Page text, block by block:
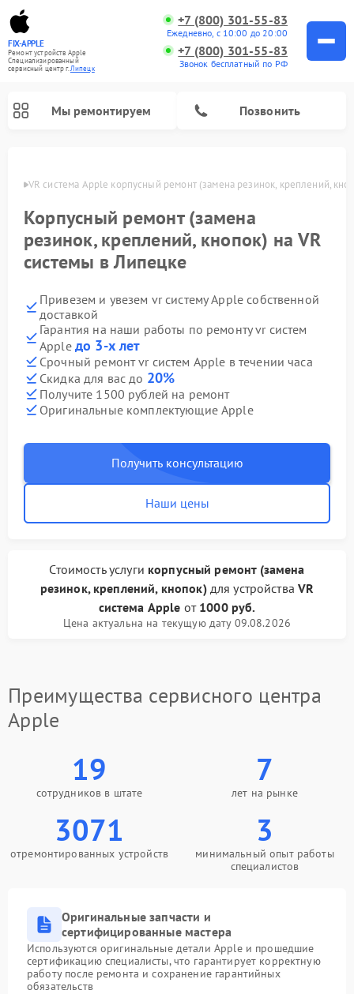
FIX-APPLE
Ремонт устройств Apple
Специализированный
cервисный центр г.Липецк
+7 (800) 301-55-83
Ежедневно, с 10:00 до 20:00
+7 (800) 301-55-83
Звонок бесплатный по РФ
Мы ремонтируем Позвонить
VR система Apple корпусный ремонт (замена резинок, креплений,
Корпусный ремонт (замена
резинок, креплений, кнопок) на VR
системы в Липецке
Привезем и увезем vr систему Apple собственной
доставкой
Гарантия на наши работы по ремонту vr систем
Apple до 3-х лет
Срочный ремонт vr систем Apple в течении часа
Скидка для вас до 20%
Получите 1500 рублей на ремонт
Оригинальные комплектующие Apple
Получить консультацию
Наши цены
Стоимость услуги корпусный ремонт (замена
резинок, креплений, кнопок)для устройстваVR
система Apple от 1000 руб.
Цена актуальна на текущую дату 09.08.2026
Преимущества сервисного центра
Apple
19
сотрудников в штате
7
лет на рынке
3071
отремонтированных устройств
3
минимальный опыт работы
специалистов
Оригинальные запчасти и
сертифицированные мастера
Используются оригинальные детали Apple и прошедшие
сертификацию специалисты, что гарантирует корректную
работу после ремонта и сохранение гарантийных
обязательств